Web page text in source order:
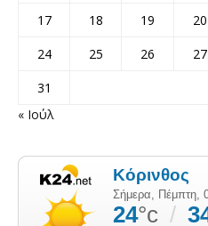
17
18 19 20
24
25 26 27
31
« Ιούλ